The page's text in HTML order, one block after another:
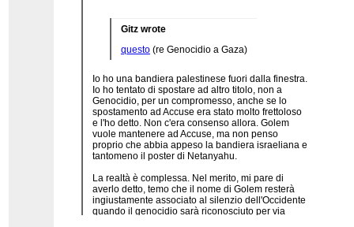
Gitz wrote
questo(re Genocidio a Gaza)
Io ho una bandiera palestinese fuori dalla finestra.
Io ho tentato di spostare ad altro titolo, non a
Genocidio, per un compromesso, anche se lo
spostamento ad Accuse era stato molto frettoloso
e l'ho detto. Non c'era consenso allora. Golem
vuole mantenere ad Accuse, ma non penso
proprio che abbia appeso la bandiera israeliana e
tantomeno il poster di Netanyahu.
La realtà è complessa. Nel merito, mi pare di
averlo detto, temo che il nome di Golem resterà
ingiustamente associato al silenzio dell'Occidente
quando il genocidio sarà riconosciuto per via